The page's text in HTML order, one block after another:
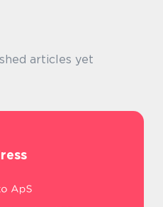
articles yet